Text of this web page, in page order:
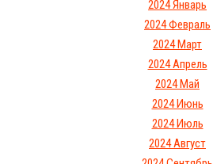
2024 Январь
2024 Февраль
2024 Март
2024 Апрель
2024 Май
2024 Июнь
2024 Июль
2024 Август